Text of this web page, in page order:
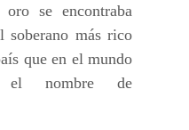
oro se encontraba
soberano más rico
que en el mundo
el nombre de